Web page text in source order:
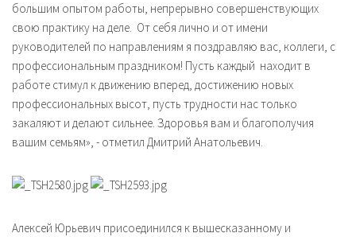
большим опытом работы, непрерывно совершенствующих
свою практику на деле. От себя лично и от имени
руководителей по направлениям я поздравляю вас, коллеги, с
профессиональным праздником! Пусть каждый находит в
работе стимул к движению вперед, достижению новых
профессиональных высот, пусть трудности нас только
закаляют и делают сильнее. Здоровья вам и благополучия
вашим семьям», - отметил Дмитрий Анатольевич.
Алексей Юрьевич присоединился к вышесказанному и